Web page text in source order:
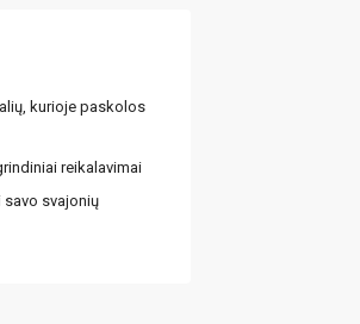
kurioje paskolos
reikalavimai
savo svajonių